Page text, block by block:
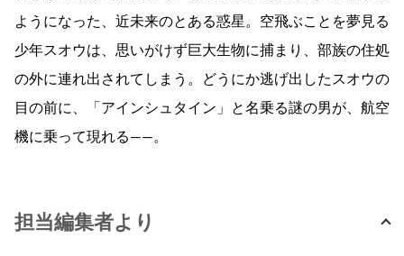
ようになった、近未来のとある惑星。空飛ぶことを夢見る
少年スオウは、思いがけず巨大生物に捕まり、部族の住処
の外に連れ出されてしまう。どうにか逃げ出したスオウの
目の前に、「アインシュタイン」と名乗る謎の男が、航空
機に乗って現れる——。
担当編集者より